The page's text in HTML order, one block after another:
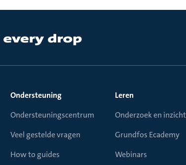
Ondersteuning
Ondersteuningscentrum
Veel gestelde vragen
How to guides
Leren
Onderzoek en
Grundfos Ecademy
Webinars